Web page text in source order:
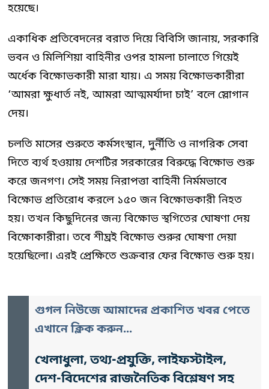
হয়েছে।
একাধিক প্রতিবেদনের বরাত দিয়ে বিবিসি জানায়, সরকারি
ভবন ও মিলিশিয়া বাহিনীর ওপর হামলা চালাতে গিয়েই
অর্ধেক বিক্ষোভকারী মারা যায়। এ সময় বিক্ষোভকারীরা
‘আমরা ক্ষুধার্ত নই, আমরা আত্মমর্যাদা চাই’ বলে স্লোগান
দেয়।
চলতি মাসের শুরুতে কর্মসংস্থান, দুর্নীতি ও নাগরিক সেবা
দিতে ব্যর্থ হওয়ায় দেশটির সরকারের বিরুদ্ধে বিক্ষোভ শুরু
করে জনগণ। সেই সময় নিরাপত্তা বাহিনী নির্মমভাবে
বিক্ষোভ প্রতিরোধ করলে ১৫০ জন বিক্ষোভকারী নিহত
হয়। তখন কিছুদিনের জন্য বিক্ষোভ স্থগিতের ঘোষণা দেয়
বিক্ষোকারীরা। তবে শীঘ্রই বিক্ষোভ শুরুর ঘোষণা দেয়া
হয়েছিলো। এরই প্রেক্ষিতে শুক্রবার ফের বিক্ষোভ শুরু হয়।
গুগল নিউজে আমাদের প্রকাশিত খবর পেতে
এখানে ক্লিক করুন...
খেলাধুলা, তথ্য-প্রযুক্তি, লাইফস্টাইল,
দেশ-বিদেশের রাজনৈতিক বিশ্লেষণ সহ